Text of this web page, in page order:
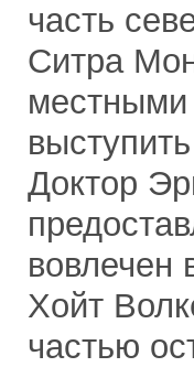
часть
Ситра
Доктор
вовлечен
Хойт
частью